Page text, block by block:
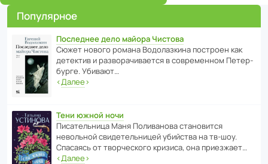
Популярное
Последнее дело майора Чистова
Сюжет нового романа Водо­ла­з­кина пост­роен как
дете­ктив и разво­ра­чи­ва­ется в совре­менном Пете­р­
бурге. Убивают…
‹Далее›
Тени южной ночи
Писа­тель­ница Маня Поли­ва­нова стано­вится
невольной свиде­тель­ницей убийства на тв-шоу.
Спасаясь от твор­че­с­кого кризиса, она приезжает…
‹Далее›